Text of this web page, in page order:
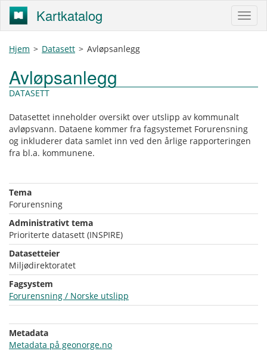
Kartkatalog
Hjem > Datasett > Avløpsanlegg
Avløpsanlegg
DATASETT
Datasettet inneholder oversikt over utslipp av kommunalt
avløpsvann. Dataene kommer fra fagsystemet Forurensning
og inkluderer data samlet inn ved den årlige rapporteringen
fra bl.a. kommunene.
Tema
Forurensning
Administrativt tema
Prioriterte datasett (INSPIRE)
Datasetteier
Miljødirektoratet
Fagsystem
Forurensning / Norske utslipp
Metadata
Metadata på geonorge.no